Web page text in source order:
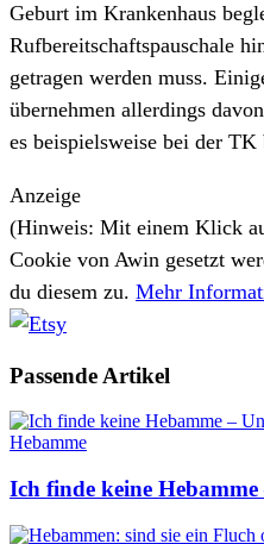
Geburt im Krankenhaus
Rufbereitschaftspauschale
getragen werden muss.
übernehmen allerdings
es beispielsweise bei der
Anzeige
(Hinweis: Mit einem Klick
Cookie von Awin gesetzt
du diesem zu. Mehr
Passende Artikel
Hebamme
Ich finde keine